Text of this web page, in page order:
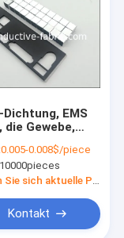
Dichtung, EMS
die Gewebe,
0.005-0.008$/piece
10000pieces
Holen Sie sich aktuelle Preis
Kontakt